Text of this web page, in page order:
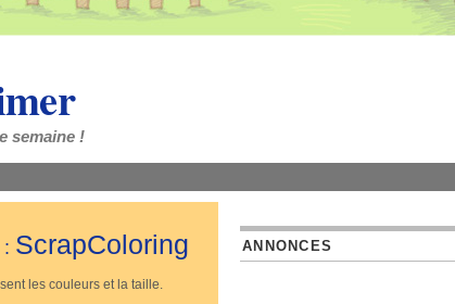
semaine !
ScrapColoring
les couleurs et la taille.
ANNONCES